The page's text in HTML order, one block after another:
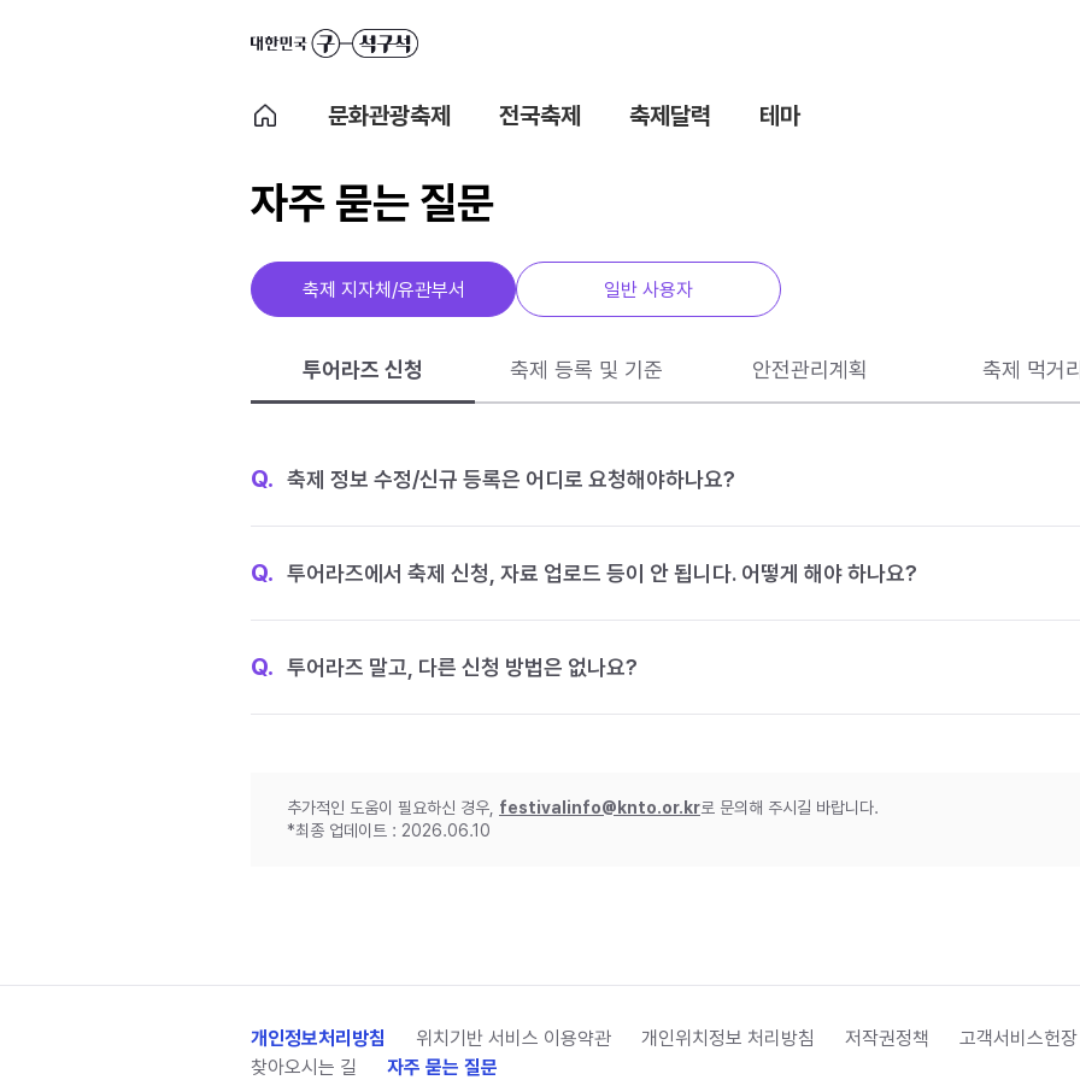
문화관광축제 전국축제 축제달력 테마
자주 묻는 질문
축제 지자체/유관부서 일반 사용자
투어라즈 신청 축제 등록 및 기준 안전관리계획 축제 먹거리
Q. 축제 정보 수정/신규 등록은 어디로 요청해야하나요?
Q. 투어라즈에서 축제 신청, 자료 업로드 등이 안 됩니다. 어떻게 해야 하나요?
Q. 투어라즈 말고, 다른 신청 방법은 없나요?
추가적인 도움이 필요하신 경우, festivalinfo@knto.or.kr로 문의해 주시길 바랍니다.
*최종 업데이트 : 2026.06.10
개인정보처리방침 위치기반 서비스 이용약관 개인위치정보 처리방침 저작권정책 고객서비스헌장
찾아오시는 길
자주 묻는 질문